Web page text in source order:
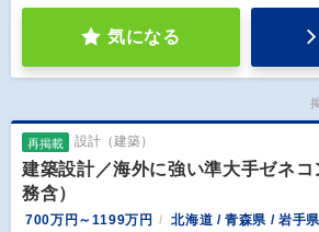
気になる
再掲載 設計（建築）
建築設計／海外に強い準大手ゼネ
務含）
700万円～1199万円
北海道 / 青森県 / 岩手